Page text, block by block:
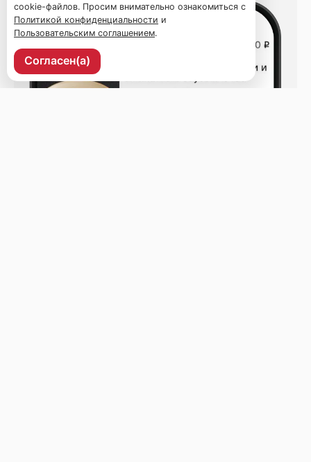
cookie-файлов. Просим внимательно ознакомиться с
Политикой конфиденциальности и
Пользовательским соглашением.
Согласен(а)